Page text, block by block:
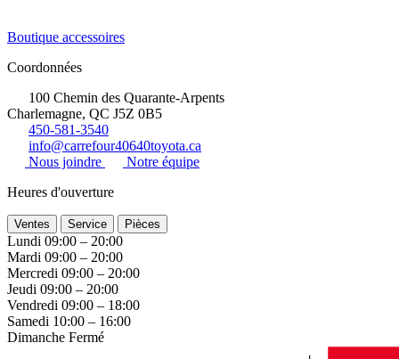
Boutique accessoires
Coordonnées
100 Chemin des Quarante-Arpents
Charlemagne, QC J5Z 0B5
450-581-3540
info@carrefour40640toyota.ca
Nous joindre
Notre équipe
Heures d'ouverture
Ventes Service Pièces
Lundi 09:00 – 20:00
Mardi 09:00 – 20:00
Mercredi 09:00 – 20:00
Jeudi 09:00 – 20:00
Vendredi 09:00 – 18:00
Samedi 10:00 – 16:00
Dimanche Fermé